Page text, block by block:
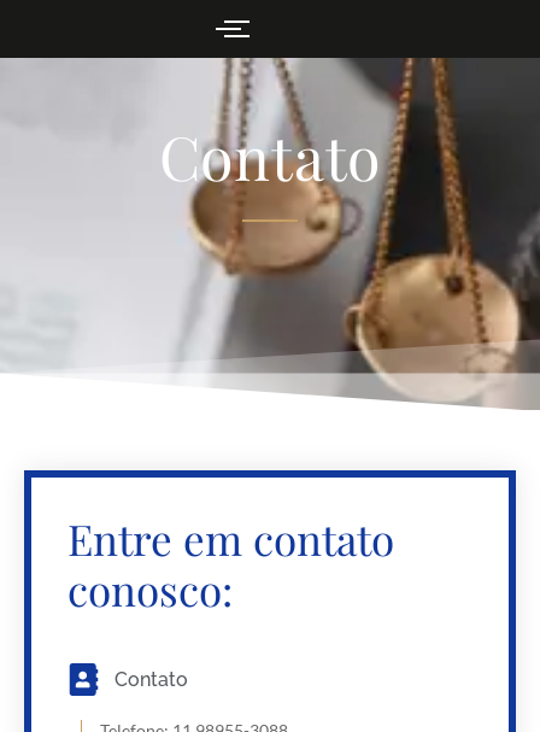
Contato
Entre em contato
conosco:
Contato